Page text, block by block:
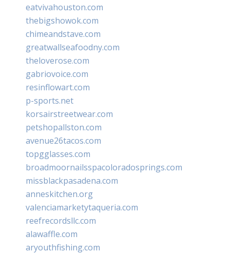
eatvivahouston.com
thebigshowok.com
chimeandstave.com
greatwallseafoodny.com
theloverose.com
gabriovoice.com
resinflowart.com
p-sports.net
korsairstreetwear.com
petshopallston.com
avenue26tacos.com
topgglasses.com
broadmoornailsspacoloradosprings.com
missblackpasadena.com
anneskitchen.org
valenciamarketytaqueria.com
reefrecordsllc.com
alawaffle.com
aryouthfishing.com